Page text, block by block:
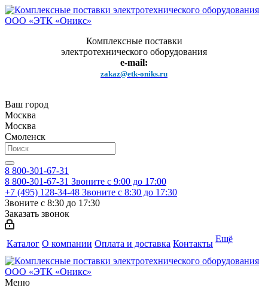
Комплексные поставки
электротехнического оборудования
e-mail:
zakaz@etk-oniks.ru
Ваш город
Москва
Москва
Смоленск
8 800-301-67-31
8 800-301-67-31 Звоните с 9:00 до 17:00
+7 (495) 128-34-48 Звоните с 8:30 до 17:30
Звоните с 8:30 до 17:30
Заказать звонок
Каталог О компании Оплата и доставка Контакты Ещё
Меню